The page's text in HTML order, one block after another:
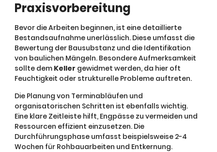
Praxisvorbereitung
Bevor die Arbeiten beginnen, ist eine detaillierte
Bestandsaufnahme unerlässlich. Diese umfasst die
Bewertung der Bausubstanz und die Identifikation
von baulichen Mängeln. Besondere Aufmerksamkeit
sollte dem Keller gewidmet werden, da hier oft
Feuchtigkeit oder strukturelle Probleme auftreten.
Die Planung von Terminabläufen und
organisatorischen Schritten ist ebenfalls wichtig.
Eine klare Zeitleiste hilft, Engpässe zu vermeiden und
Ressourcen effizient einzusetzen. Die
Durchführungsphase umfasst beispielsweise 2-4
Wochen für Rohbauarbeiten und Entkernung.